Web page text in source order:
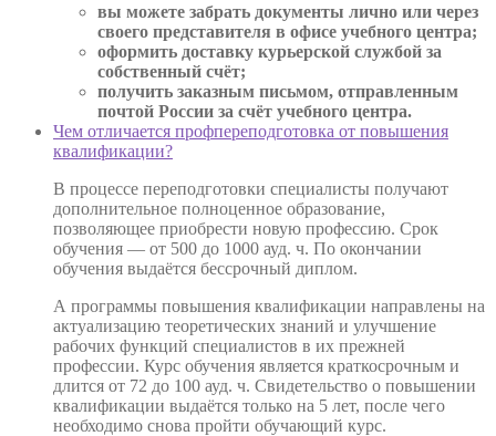
вы можете забрать документы лично или через
своего представителя в офисе учебного центра;
оформить доставку курьерской службой за
собственный счёт;
получить заказным письмом, отправленным
почтой России за счёт учебного центра.
Чем отличается профпереподготовка от повышения
квалификации?
В процессе переподготовки специалисты получают
дополнительное полноценное образование,
позволяющее приобрести новую профессию. Срок
обучения — от 500 до 1000 ауд. ч. По окончании
обучения выдаётся бессрочный диплом.
А программы повышения квалификации направлены на
актуализацию теоретических знаний и улучшение
рабочих функций специалистов в их прежней
профессии. Курс обучения является краткосрочным и
длится от 72 до 100 ауд. ч. Свидетельство о повышении
квалификации выдаётся только на 5 лет, после чего
необходимо снова пройти обучающий курс.